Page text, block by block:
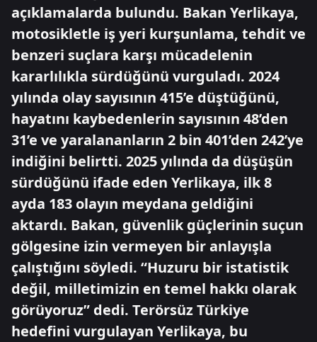
açıklamalarda bulundu. Bakan Yerlikaya,
motosikletle iş yeri kurşunlama, tehdit ve
benzeri suçlara karşı mücadelenin
kararlılıkla sürdüğünü vurguladı. 2024
yılında olay sayısının 415’e düştüğünü,
hayatını kaybedenlerin sayısının 48’den
31’e ve yaralananların 2 bin 401’den 242’ye
indiğini belirtti. 2025 yılında da düşüşün
sürdüğünü ifade eden Yerlikaya, ilk 8
ayda 183 olayın meydana geldiğini
aktardı. Bakan, güvenlik güçlerinin suçun
gölgesine izin vermeyen bir anlayışla
çalıştığını söyledi. “Huzuru bir istatistik
değil, milletimizin en temel hakkı olarak
görüyoruz” dedi. Terörsüz Türkiye
hedefini vurgulayan Yerlikaya, bu